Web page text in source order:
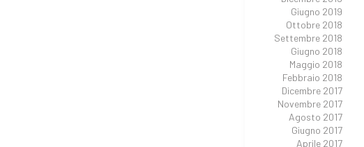
Giugno 2019
Ottobre 2018
Settembre 2018
Giugno 2018
Maggio 2018
Febbraio 2018
Dicembre 2017
Novembre 2017
Agosto 2017
Giugno 2017
Aprile 2017